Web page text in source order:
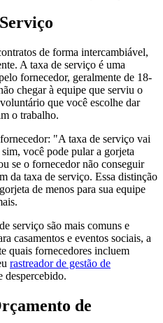
de forma intercambiável,
A taxa de serviço é uma
fornecedor, geralmente de 18-
chegar à equipe que serviu o
que você escolhe dar
o trabalho.
"A taxa de serviço vai
você pode pular a gorjeta
se o fornecedor não conseguir
da taxa de serviço. Essa distinção
de menos para sua equipe
serviço são mais comuns e
casamentos e eventos sociais, a
quais fornecedores incluem
rastreador de gestão de
despercebido.
de